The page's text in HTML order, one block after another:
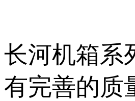
外客户前来
享开发成果
长河机箱系
有完善的质